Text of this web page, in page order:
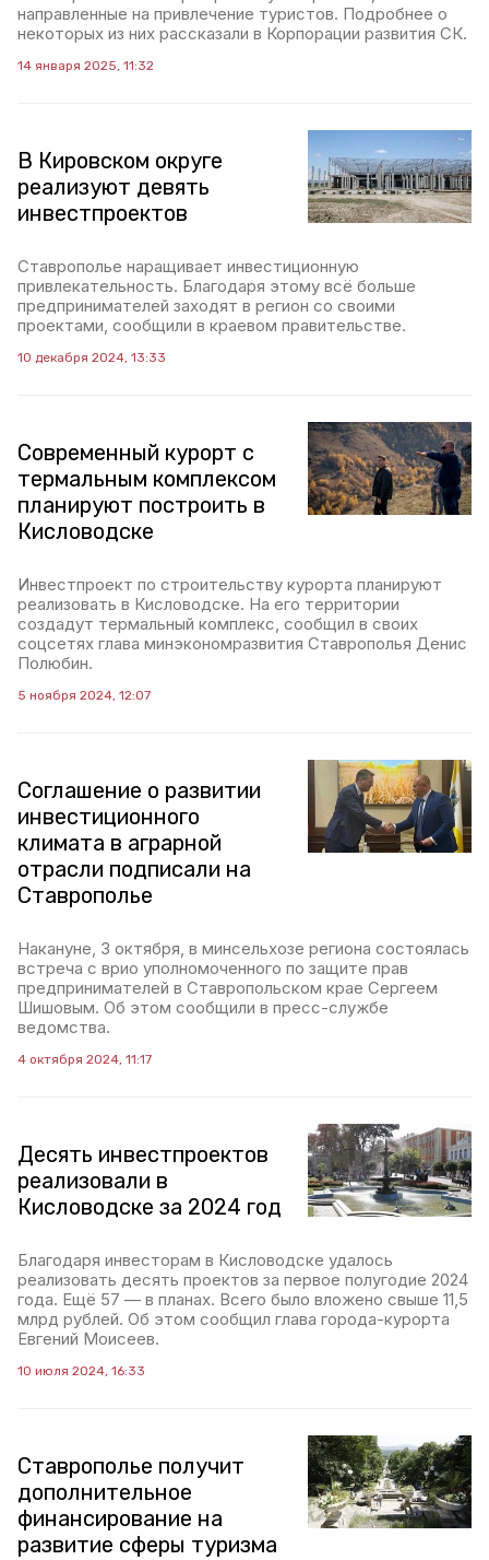
направленные на привлечение туристов. Подробнее о
некоторых из них рассказали в Корпорации развития СК.
14 января 2025, 11:32
В Кировском округе
реализуют девять
инвестпроектов
Ставрополье наращивает инвестиционную
привлекательность. Благодаря этому всё больше
предпринимателей заходят в регион со своими
проектами, сообщили в краевом правительстве.
10 декабря 2024, 13:33
Современный курорт с
термальным комплексом
планируют построить в
Кисловодске
Инвестпроект по строительству курорта планируют
реализовать в Кисловодске. На его территории
создадут термальный комплекс, сообщил в своих
соцсетях глава минэкономразвития Ставрополья Денис
Полюбин.
5 ноября 2024, 12:07
Соглашение о развитии
инвестиционного
климата в аграрной
отрасли подписали на
Ставрополье
Накануне, 3 октября, в минсельхозе региона состоялась
встреча с врио уполномоченного по защите прав
предпринимателей в Ставропольском крае Сергеем
Шишовым. Об этом сообщили в пресс-службе
ведомства.
4 октября 2024, 11:17
Десять инвестпроектов
реализовали в
Кисловодске за 2024 год
Благодаря инвесторам в Кисловодске удалось
реализовать десять проектов за первое полугодие 2024
года. Ещё 57 — в планах. Всего было вложено свыше 11,5
млрд рублей. Об этом сообщил глава города-курорта
Евгений Моисеев.
10 июля 2024, 16:33
Ставрополье получит
дополнительное
финансирование на
развитие сферы туризма